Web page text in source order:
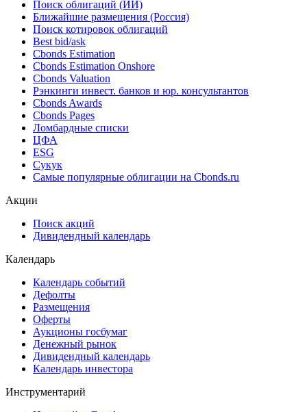
Поиск облигаций (ИИ)
Ближайшие размещения (Россия)
Поиск котировок облигаций
Best bid/ask
Cbonds Estimation
Cbonds Estimation Onshore
Cbonds Valuation
Рэнкинги инвест. банков и юр. консультантов
Cbonds Awards
Cbonds Pages
Ломбардные списки
ЦФА
ESG
Сукук
Самые популярные облигации на Cbonds.ru
Акции
Поиск акций
Дивидендный календарь
Календарь
Календарь событий
Дефолты
Размещения
Оферты
Аукционы госбумаг
Денежный рынок
Дивидендный календарь
Календарь инвестора
Инструментарий